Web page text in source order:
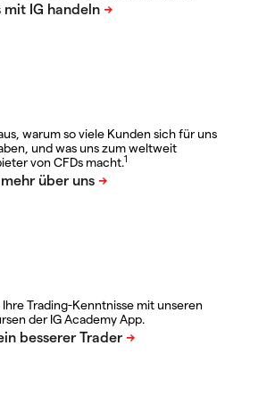
warum so viele Kunden sich für uns
und was uns zum weltweit
von CFDs macht.1
Ihre Trading-Kenntnisse mit unseren
der IG Academy App.